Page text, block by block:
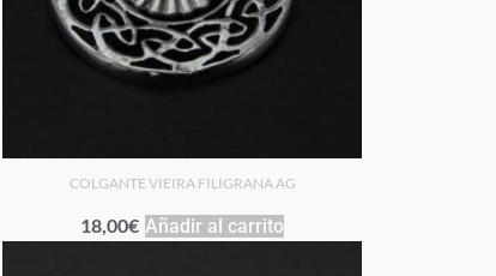
COLGANTE VIEIRA FILIGRANA AG
18,00€ Añadir al carrito